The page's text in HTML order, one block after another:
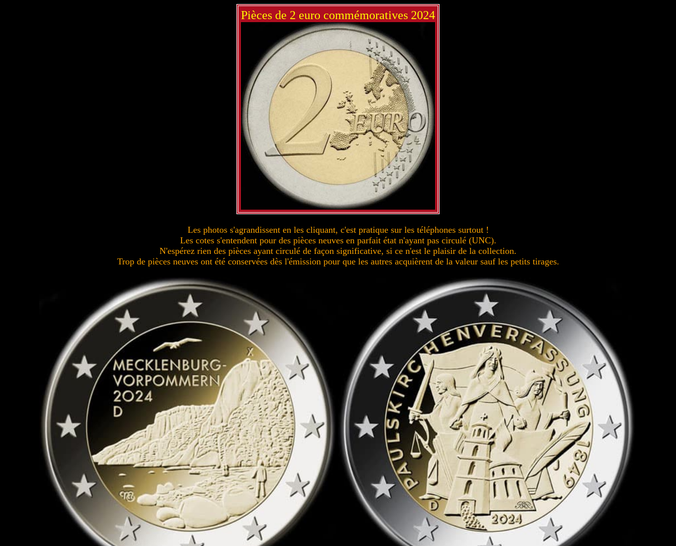
Pièces de 2 euro commémoratives 2024
Les photos s'agrandissent en les cliquant, c'est pratique sur les téléphones surtout !
Les cotes s'entendent pour des pièces neuves en parfait état n'ayant pas circulé (UNC).
N'espérez rien des pièces ayant circulé de façon significative, si ce n'est le plaisir de la collection.
Trop de pièces neuves ont été conservées dès l'émission pour que les autres acquièrent de la valeur sauf les petits tirages.